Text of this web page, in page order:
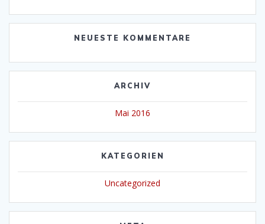
NEUESTE KOMMENTARE
ARCHIV
Mai 2016
KATEGORIEN
Uncategorized